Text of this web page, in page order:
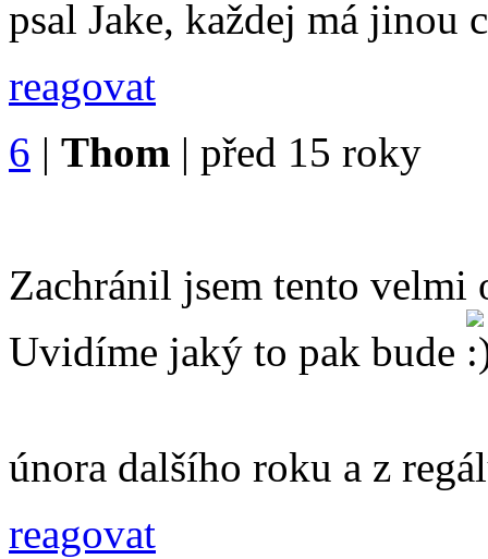
psal Jake, každej má
reagovat
6 | Thom | před 15 roky
Zachránil jsem tento
Uvidíme jaký to pak bude
února dalšího roku a z
reagovat